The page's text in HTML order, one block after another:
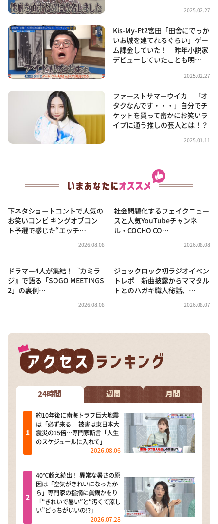
2025.02.27
Kis-My-Ft2宮田「田舎にでっか
いお城を建てれるぐらい」ゲー
ム課金していた！ 昨年小説家
デビューしていたことも明…
2025.02.27
ファーストサマーウイカ 「オ
タクなんです・・・」自分でチ
ケットを買って密かにお笑いラ
イブに通う推しの芸人とは！？
2025.01.11
下ネタショートコントで人気の
お笑いコンビ キングオブコン
ト予選で感じた“エッチ…
2026.08.08
社会問題化するフェイクニュー
スと人気YouTubeチャンネ
ル・COCHO CO…
2026.08.08
ドラマー4人が集結！『カミラ
ジ』で語る「SOGO MEETINGS
2」の裏側…
2026.08.08
ジョックロック初ラジオイベン
トレポ 新曲披露からママタル
トとのハガキ職人秘話、…
2026.08.07
24時間 週間 月間
約10年後に南海トラフ巨大地震
は「必ず来る」 被害は東日本大
震災の15倍…専門家断言「人生
のスケジュールに入れて」
2026.08.06
40℃超え続出！ 異常な暑さの原
因は「空気がきれいになったか
ら」専門家の指摘に眞鍋かをり
「“きれいで暑い”と“汚くて涼し
い”どっちがいいの!?」
2026.07.28